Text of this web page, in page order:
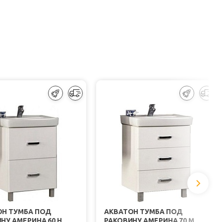
ТУМБА ПОД
АКВАТОН ТУМБА ПОД